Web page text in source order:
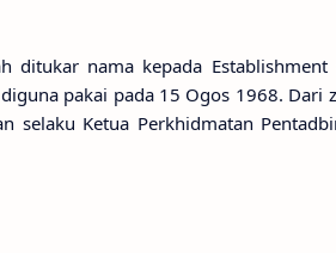
ditukar nama kepada
pakai pada 15 Ogos 1968. Dari
selaku Ketua Perkhidmatan